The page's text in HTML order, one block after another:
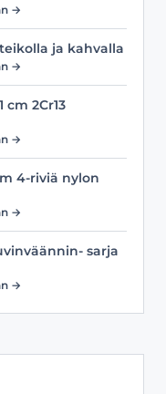
→
ja kahvalla
→
cm 2Cr13
→
4-riviä nylon
→
sarja
→